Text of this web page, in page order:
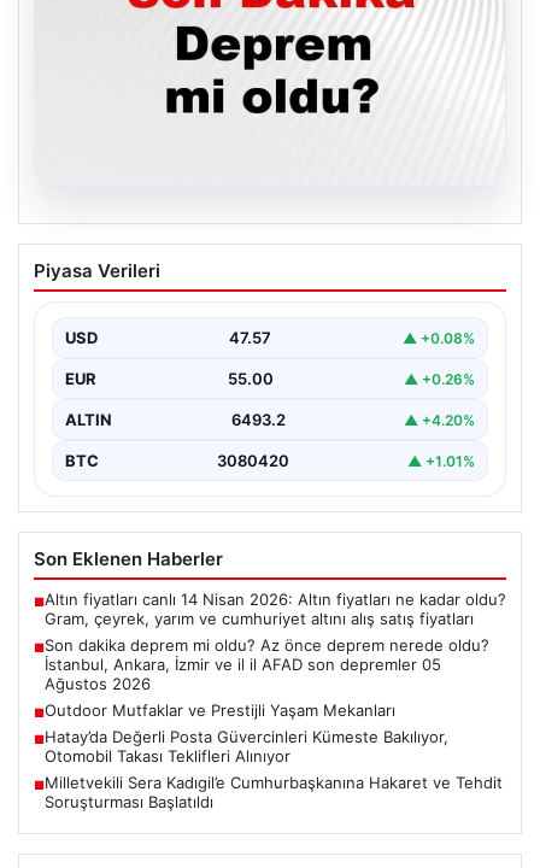
05.08.2026
Son dakika deprem mi oldu? Az önce
deprem nerede oldu? İstanbul, Ankara,
Ağustos 2026
{ "title": "05 Ağustos 2026 Güncel Deprem Durumu ve
Son Değerlendirmeler", "content": "Bugün ülkemizde…
Piyasa Verileri
USD 47.57 ▲ +0.08%
EUR 55.00 ▲ +0.26%
ALTIN 6493.2 ▲ +4.20%
BTC 3080420 ▲ +1.01%
Son Eklenen Haberler
■Altın fiyatları canlı 14 Nisan 2026: Altın fiyatları ne kadar oldu?
Gram, çeyrek, yarım ve cumhuriyet altını alış satış fiyatları
■Son dakika deprem mi oldu? Az önce deprem nerede oldu?
İstanbul, Ankara, İzmir ve il il AFAD son depremler 05
Ağustos 2026
■Outdoor Mutfaklar ve Prestijli Yaşam Mekanları
■Hatay’da Değerli Posta Güvercinleri Kümeste Bakılıyor,
Otomobil Takası Teklifleri Alınıyor
■Milletvekili Sera Kadıgil’e Cumhurbaşkanına Hakaret ve Tehdit
Soruşturması Başlatıldı